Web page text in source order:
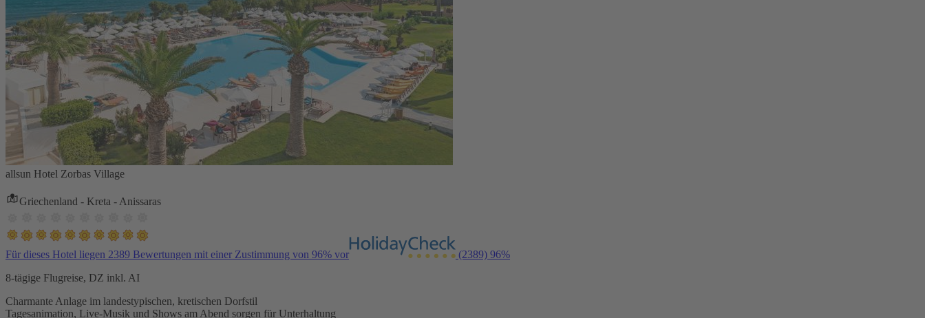
allsun Hotel Zorbas Village
Griechenland - Kreta - Anissaras
Für dieses Hotel liegen 2389 Bewertungen mit einer Zustimmung von 96% vor (2389) 96%
8-tägige Flugreise, DZ inkl. AI
Charmante Anlage im landestypischen, kretischen Dorfstil
Tagesanimation, Live-Musik und Shows am Abend sorgen für Unterhaltung